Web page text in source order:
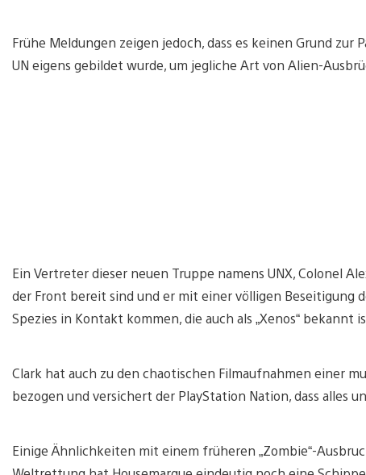
Frühe Meldungen zeigen jedoch, dass es keinen Grund
UN eigens gebildet wurde, um jegliche Art von Alien-
Ein Vertreter dieser neuen Truppe namens UNX, Colonel
der Front bereit sind und er mit einer völligen Beseitigung
Spezies in Kontakt kommen, die auch als „Xenos“ bekannt
Clark hat auch zu den chaotischen Filmaufnahmen einer
bezogen und versichert der PlayStation Nation, dass alles
Einige Ähnlichkeiten mit einem früheren „Zombie“-